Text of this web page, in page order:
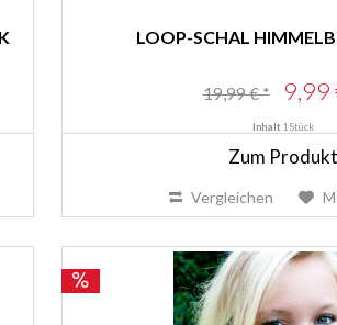
LOOP-SCHAL
19,99 € * 9,99
Inhalt 1 Stück
Zum Produkt
Vergleichen